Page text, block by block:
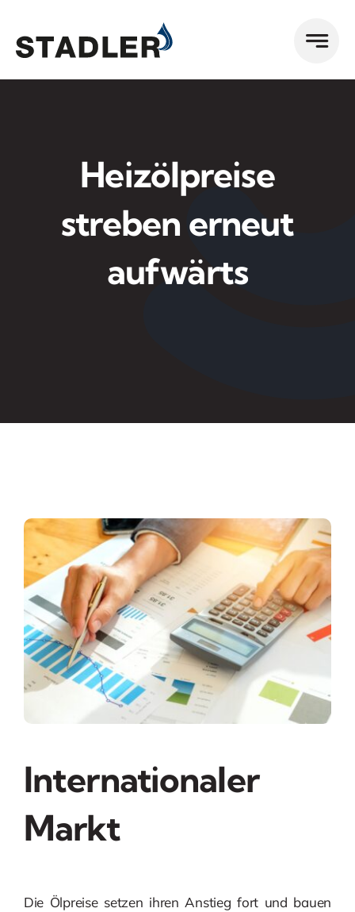
Inhalt
springen
Heizölpreise
streben erneut
aufwärts
Internationaler
Markt
Die Ölpreise setzen ihren Anstieg fort und bauen